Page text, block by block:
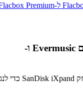
כיצד לנגן מוזיקה מכונן USB באייפון עם Evermusic ו-
למדו כיצד להשתמש ב-Evermusic עם כונן הבזק SanDisk iXpand כדי לנגן